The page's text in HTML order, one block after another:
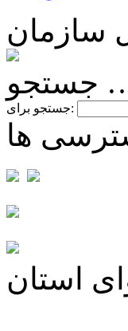
سازمان
…
جستجو برای:
ها
استان